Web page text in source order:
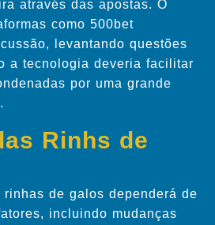
através das apostas. O
como 500bet
levantando questões
a tecnologia deveria facilitar
por uma grande
Rinhs de
de galos dependerá de
incluindo mudanças